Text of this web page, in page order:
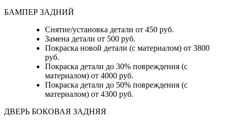
БАМПЕР ЗАДНИЙ
Снятие/установка детали от 450 руб.
Замена детали от 500 руб.
Покраска новой детали (с материалом) от 3800
руб.
Покраска детали до 30% повреждения (с
материалом) от 4000 руб.
Покраска детали до 50% повреждения (с
материалом) от 4300 руб.
ДВЕРЬ БОКОВАЯ ЗАДНЯЯ